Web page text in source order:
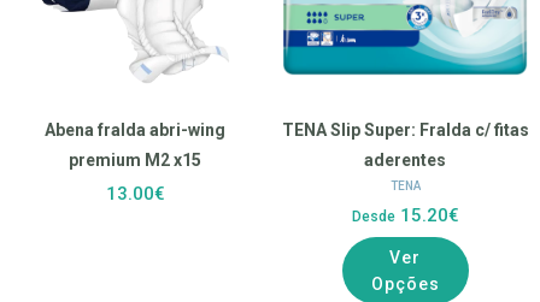
Abena fralda abri-wing
premium M2 x15
13.00€
TENA Slip Super: Fralda c/ fitas
aderentes
TENA
Desde15.20€
Ver
Opções